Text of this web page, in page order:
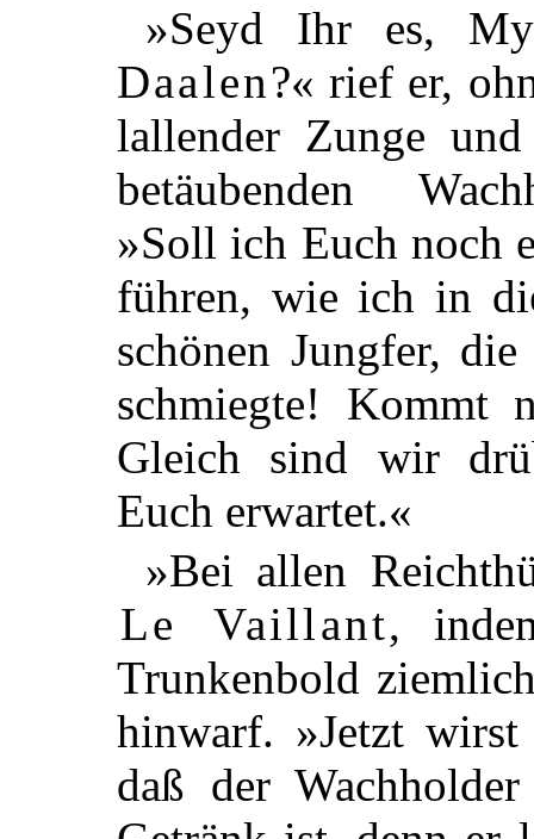
»Seyd Ihr es,
Daalen?« rief er,
lallender Zunge
betäubenden
»Soll ich Euch noch
führen, wie ich in
schönen Jungfer,
schmiegte! Kommt
Gleich sind wir
Euch erwartet.«
»Bei allen
Le Vaillant,
Trunkenbold
hinwarf. »Jetzt
daß der